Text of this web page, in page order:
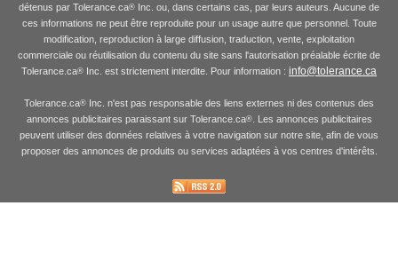
détenus par Tolerance.ca® Inc. ou, dans certains cas, par leurs auteurs. Aucune de
ces informations ne peut être reproduite pour un usage autre que personnel. Toute
modification, reproduction à large diffusion, traduction, vente, exploitation
commerciale ou réutilisation du contenu du site sans l'autorisation préalable écrite de
Tolerance.ca® Inc. est strictement interdite. Pour information : info@tolerance.ca
Tolerance.ca® Inc. n'est pas responsable des liens externes ni des contenus des
annonces publicitaires paraissant sur Tolerance.ca®. Les annonces publicitaires
peuvent utiliser des données relatives à votre navigation sur notre site, afin de vous
proposer des annonces de produits ou services adaptées à vos centres d'intérêts.